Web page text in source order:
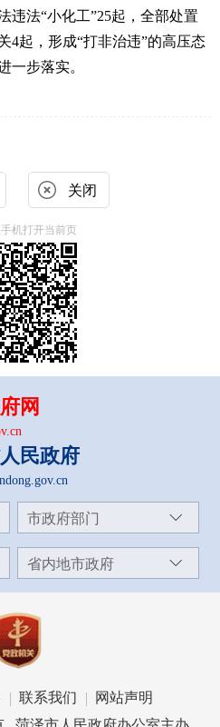
违法“小化工”25起，全部处置
4起， 形成“打非治违”的高压态
一步落实。
关闭
机打开当前页
网
民政府
市政府部门
省内地市政府
联系我们
网站声明